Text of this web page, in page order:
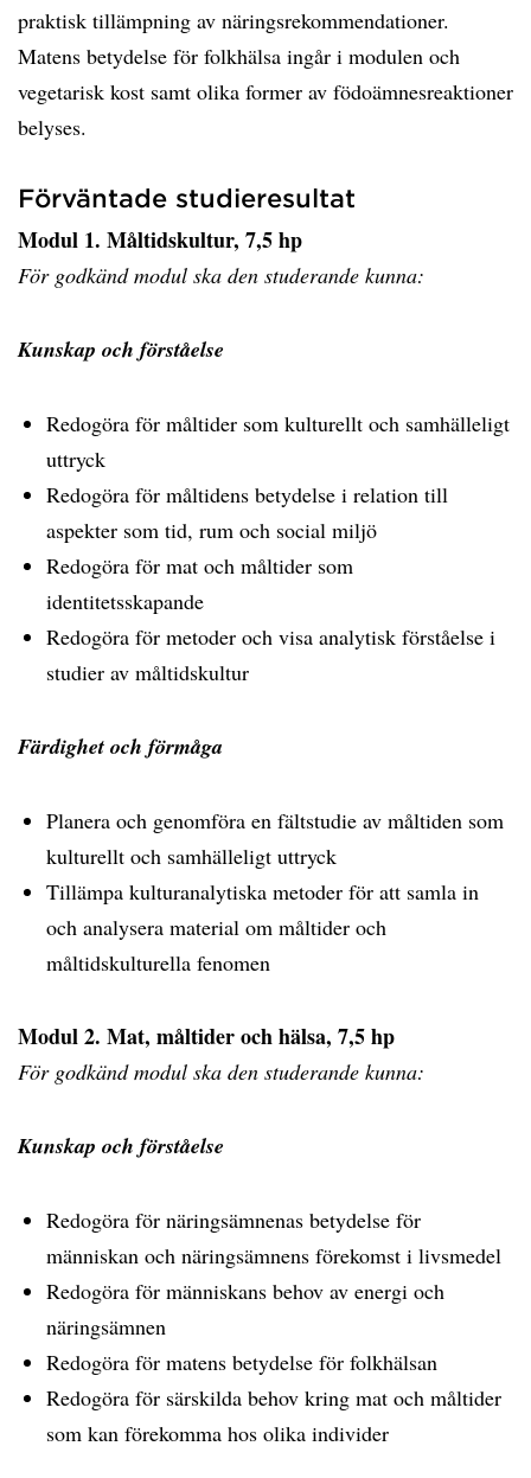
praktisk tillämpning av näringsrekommendationer.
Matens betydelse för folkhälsa ingår i modulen och
vegetarisk kost samt olika former av födoämnesreaktioner
belyses.
Förväntade studieresultat
Modul 1. Måltidskultur, 7,5 hp
För godkänd modul ska den studerande kunna:
Kunskap och förståelse
Redogöra för måltider som kulturellt och samhälleligt
uttryck
Redogöra för måltidens betydelse i relation till
aspekter som tid, rum och social miljö
Redogöra för mat och måltider som
identitetsskapande
Redogöra för metoder och visa analytisk förståelse i
studier av måltidskultur
Färdighet och förmåga
Planera och genomföra en fältstudie av måltiden som
kulturellt och samhälleligt uttryck
Tillämpa kulturanalytiska metoder för att samla in
och analysera material om måltider och
måltidskulturella fenomen
Modul 2. Mat, måltider och hälsa, 7,5 hp
För godkänd modul ska den studerande kunna:
Kunskap och förståelse
Redogöra för näringsämnenas betydelse för
människan och näringsämnens förekomst i livsmedel
Redogöra för människans behov av energi och
näringsämnen
Redogöra för matens betydelse för folkhälsan
Redogöra för särskilda behov kring mat och måltider
som kan förekomma hos olika individer